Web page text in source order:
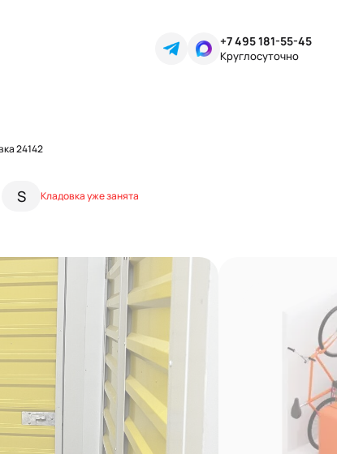
+7 495 181-55-45
Круглосуточно
24142
S Кладовка уже занята